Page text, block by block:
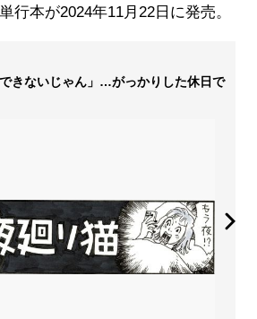
行本が2024年11月22日に発売。
きないじゃん」…がっかりした休日で